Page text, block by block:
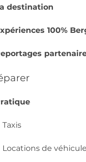
destination
100%
Taxis
Locations de
11